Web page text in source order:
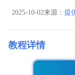
2025-10-02来源： 提
教程详情